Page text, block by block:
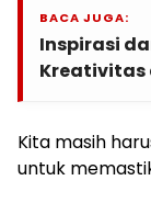
BACA JUGA:
Inspirasi
Kreativitas
Kita masih
untuk